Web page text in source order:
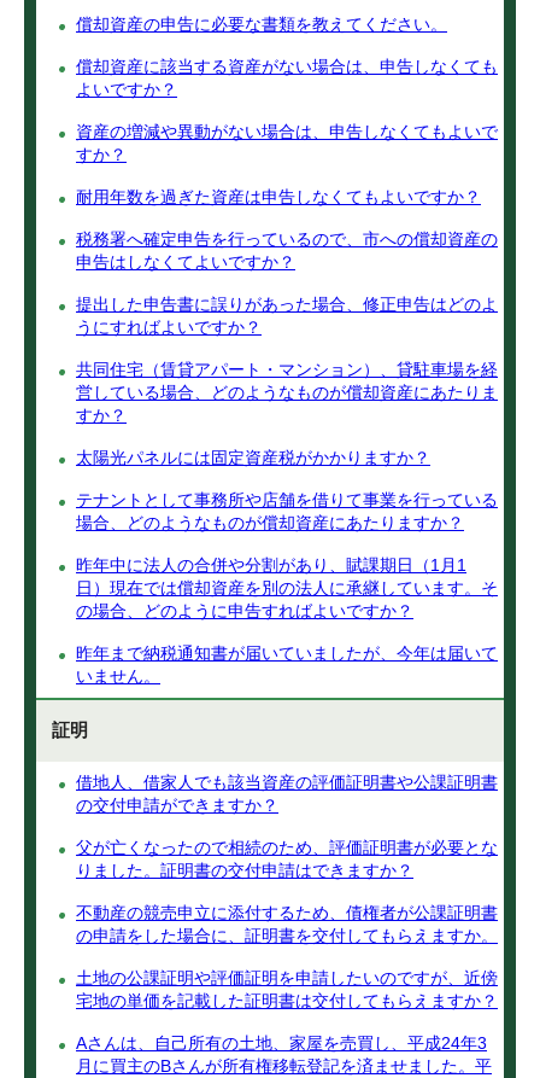
償却資産の申告に必要な書類を教えてください。
償却資産に該当する資産がない場合は、申告しなくても
よいですか？
資産の増減や異動がない場合は、申告しなくてもよいで
すか？
耐用年数を過ぎた資産は申告しなくてもよいですか？
税務署へ確定申告を行っているので、市への償却資産の
申告はしなくてよいですか？
提出した申告書に誤りがあった場合、修正申告はどのよ
うにすればよいですか？
共同住宅（賃貸アパート・マンション）、貸駐車場を経
営している場合、どのようなものが償却資産にあたりま
すか？
太陽光パネルには固定資産税がかかりますか？
テナントとして事務所や店舗を借りて事業を行っている
場合、どのようなものが償却資産にあたりますか？
昨年中に法人の合併や分割があり、賦課期日（1月1
日）現在では償却資産を別の法人に承継しています。そ
の場合、どのように申告すればよいですか？
昨年まで納税通知書が届いていましたが、今年は届いて
いません。
証明
借地人、借家人でも該当資産の評価証明書や公課証明書
の交付申請ができますか？
父が亡くなったので相続のため、評価証明書が必要とな
りました。証明書の交付申請はできますか？
不動産の競売申立に添付するため、債権者が公課証明書
の申請をした場合に、証明書を交付してもらえますか。
土地の公課証明や評価証明を申請したいのですが、近傍
宅地の単価を記載した証明書は交付してもらえますか？
Aさんは、自己所有の土地、家屋を売買し、平成24年3
月に買主のBさんが所有権移転登記を済ませました。平